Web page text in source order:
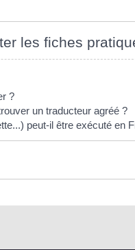
les fiches
?
un traducteur agréé ?
peut-il être exécuté en